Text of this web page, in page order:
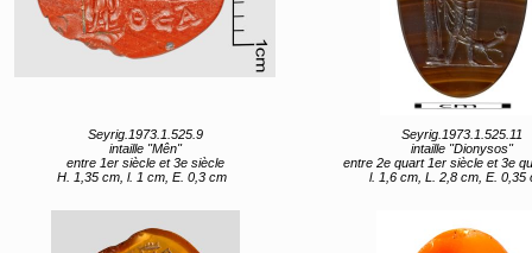
Seyrig.1973.1.525.9
intaille "Mên"
entre 1er siècle et 3e siècle
H. 1,35 cm, l. 1 cm, E. 0,3 cm
Seyrig.1973.1.525.11
intaille "Dionysos"
entre 2e quart 1er siècle et 3e quart
l. 1,6 cm, L. 2,8 cm, E. 0,35